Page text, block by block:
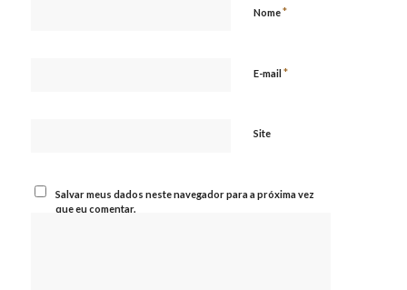
Nome*
E-mail*
Site
Salvar meus dados neste navegador para a próxima vez
que eu comentar.